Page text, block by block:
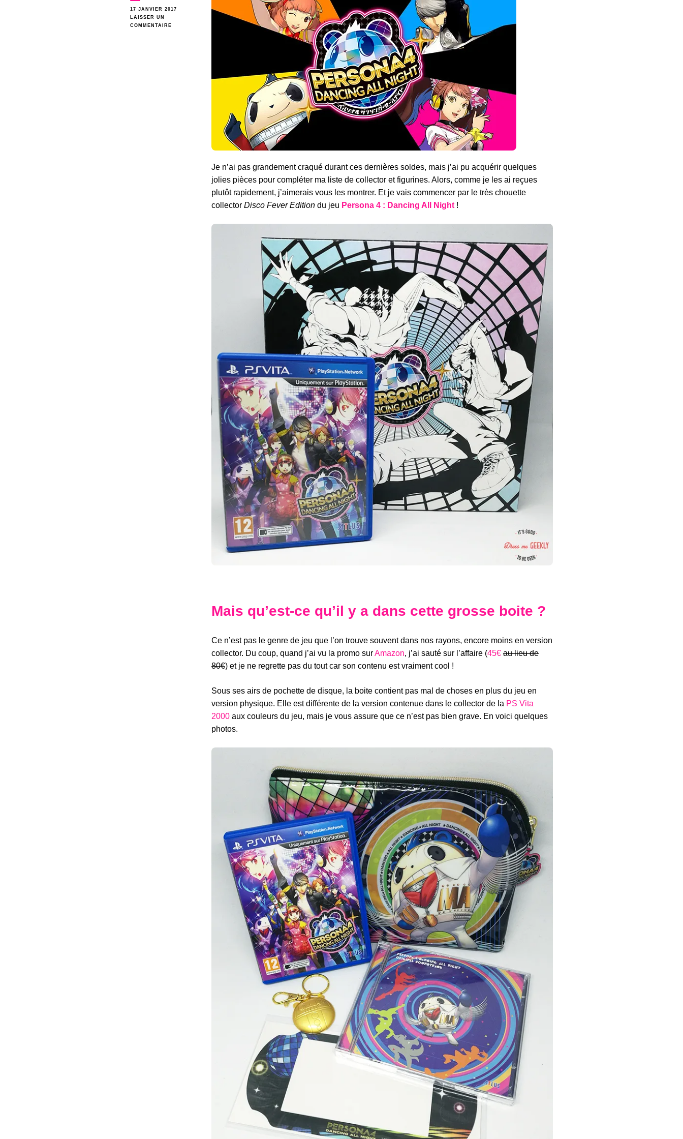
17 JANVIER 2017
LAISSER UN
COMMENTAIRE
Je n’ai pas grandement craqué durant ces dernières soldes, mais j’ai pu acquérir quelques
jolies pièces pour compléter ma liste de collector et figurines. Alors, comme je les ai reçues
plutôt rapidement, j’aimerais vous les montrer. Et je vais commencer par le très chouette
collector Disco Fever Edition du jeu Persona 4 : Dancing All Night!
Mais qu’est-ce qu’il y a dans cette grosse boite ?
Ce n’est pas le genre de jeu que l’on trouve souvent dans nos rayons, encore moins en version
collector. Du coup, quand j’ai vu la promo surAmazon, j’ai sauté sur l’affaire (45€ au lieu de
80€) et je ne regrette pas du tout car son contenu est vraiment cool !
Sous ses airs de pochette de disque, la boite contient pas mal de choses en plus du jeu en
version physique. Elle est différente de la version contenue dans le collector de la PS Vita
2000 aux couleurs du jeu, mais je vous assure que ce n’est pas bien grave. En voici quelques
photos.